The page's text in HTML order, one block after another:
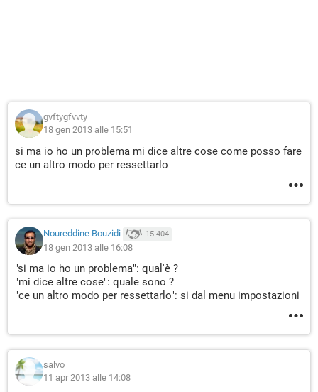
gvftygfvvty
18 gen 2013 alle 15:51
si ma io ho un problema mi dice altre cose come posso fare
ce un altro modo per ressettarlo
Noureddine Bouzidi 15.404
18 gen 2013 alle 16:08
"si ma io ho un problema": qual'è ?
"mi dice altre cose": quale sono ?
"ce un altro modo per ressettarlo": si dal menu impostazioni
salvo
11 apr 2013 alle 14:08